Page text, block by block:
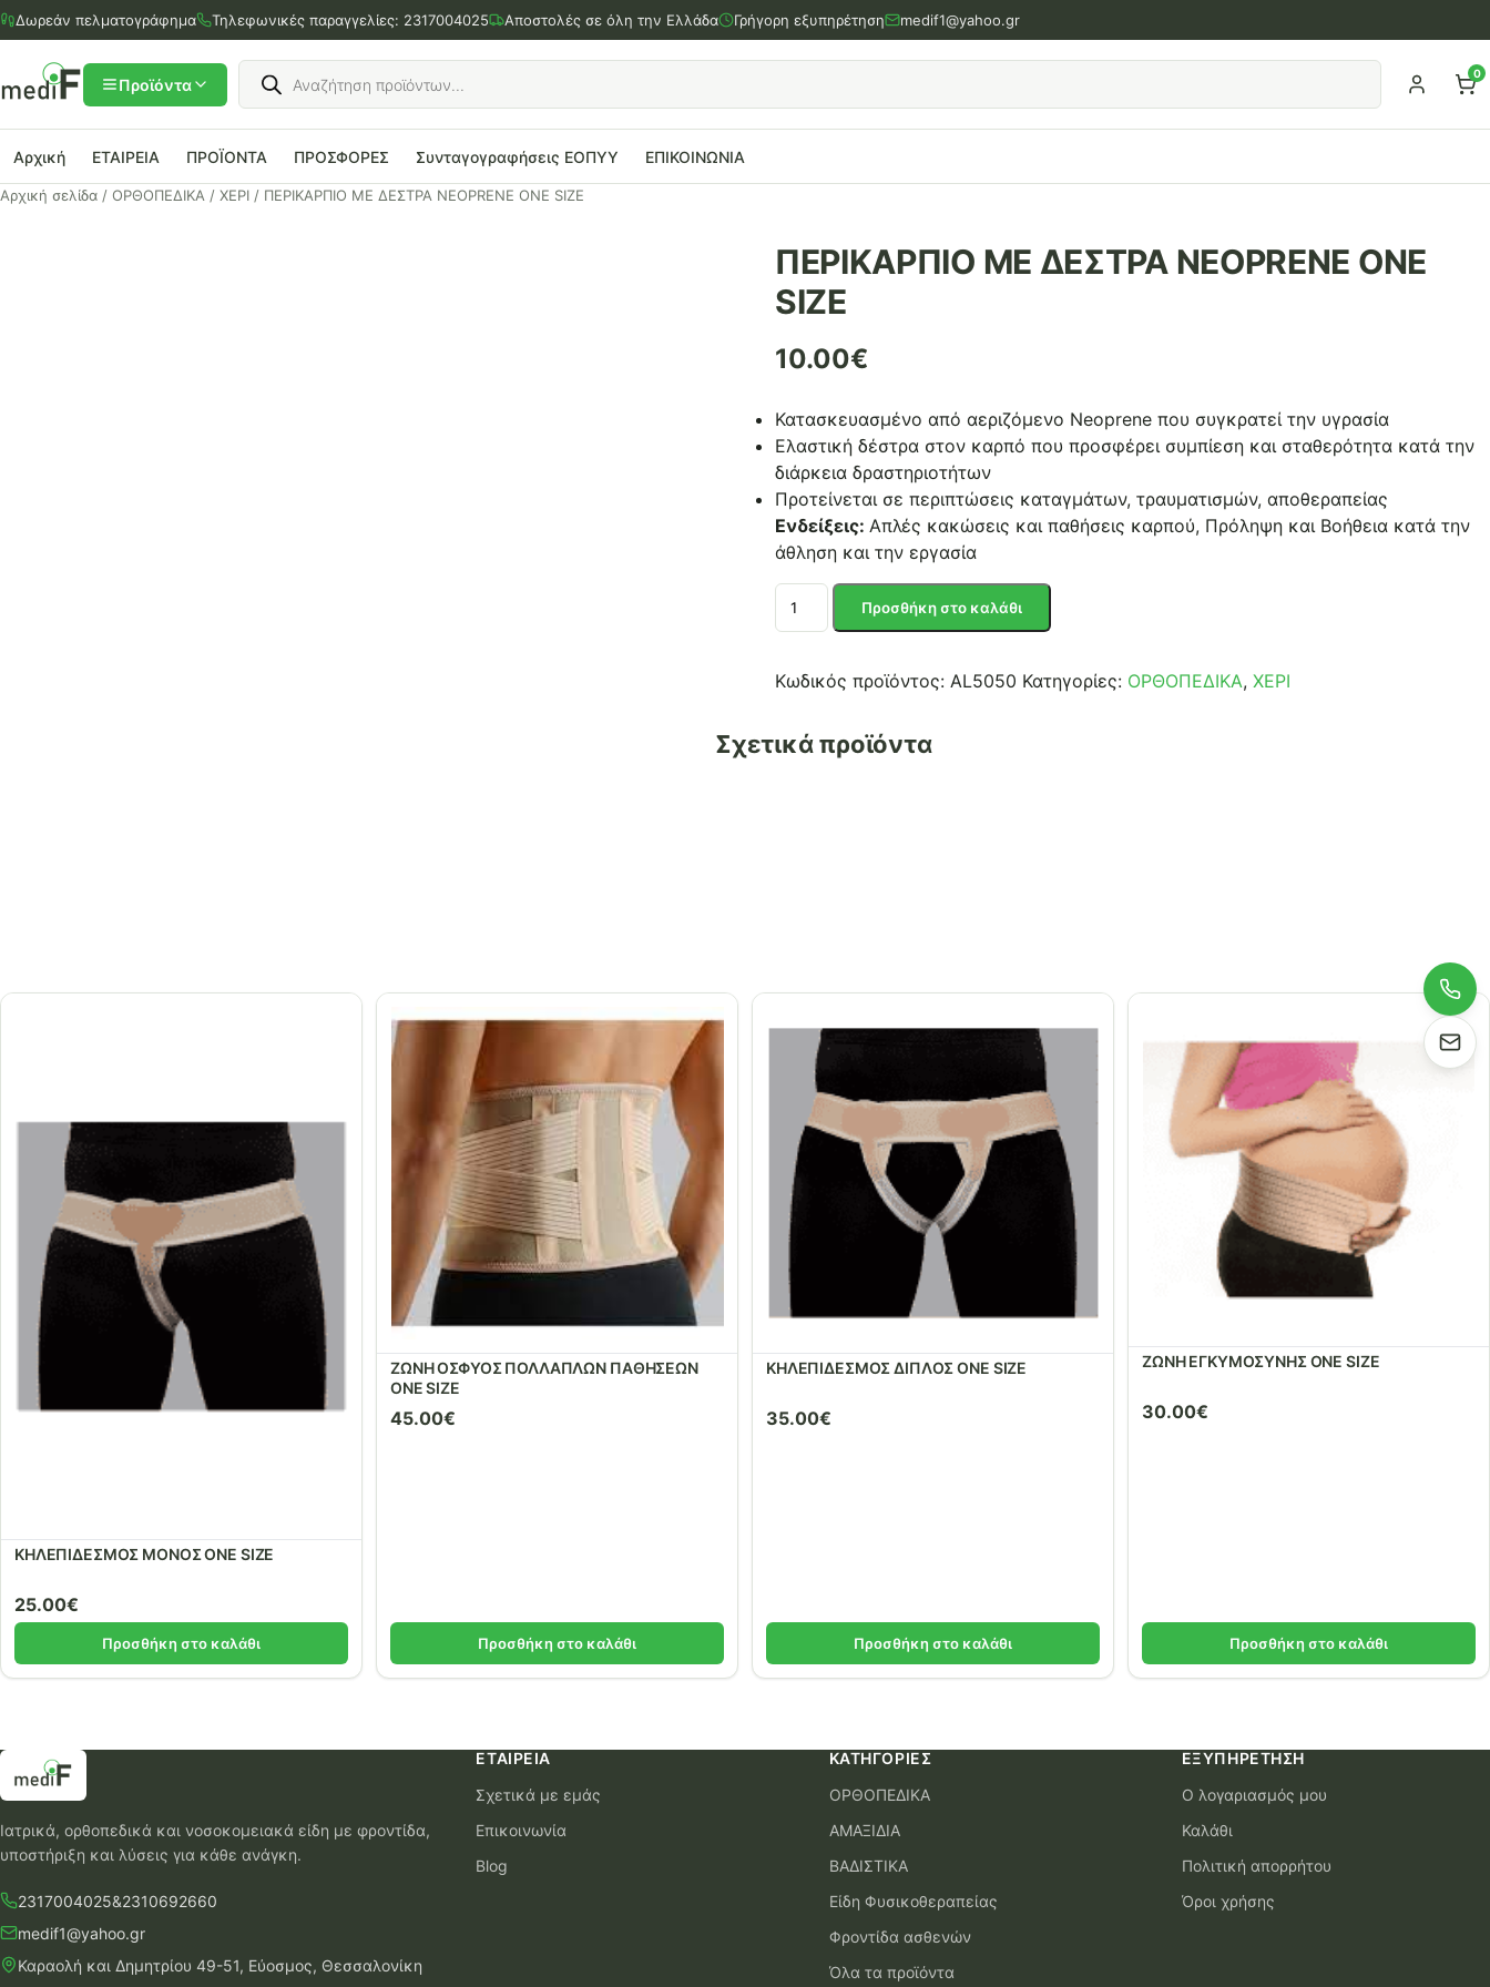
Μετάβαση
στο
περιεχόμενο
Δωρεάν πελματογράφημα Τηλεφωνικές παραγγελίες: 2317004025 Αποστολές σε όλη την Ελλάδα Γρήγορη εξυπηρέτηση medif1@yahoo.gr
Προϊόντα
Products
search
0
Αρχική ΕΤΑΙΡΕΙΑ ΠΡΟΪΟΝΤΑ ΠΡΟΣΦΟΡΕΣ Συνταγογραφήσεις ΕΟΠΥΥ ΕΠΙΚΟΙΝΩΝΙΑ
Αρχική σελίδα / ΟΡΘΟΠΕΔΙΚΑ / ΧΕΡΙ / ΠΕΡΙΚΑΡΠΙΟ ΜΕ ΔΕΣΤΡΑ NEOPRENE ONE SIZE
ΠΕΡΙΚΑΡΠΙΟ ΜΕ ΔΕΣΤΡΑ NEOPRENE ONE
SIZE
10.00€
Κατασκευασμένο από αεριζόμενο Neoprene που συγκρατεί την υγρασία
Ελαστική δέστρα στον καρπό που προσφέρει συμπίεση και σταθερότητα κατά την
διάρκεια δραστηριοτήτων
Προτείνεται σε περιπτώσεις καταγμάτων, τραυματισμών, αποθεραπείας
Ενδείξεις: Απλές κακώσεις και παθήσεις καρπού, Πρόληψη και Βοήθεια κατά την
άθληση και την εργασία
ΠΕΡΙΚΑΡΠΙΟ
NEOPRENE
SIZE
ποσότητα
Προσθήκη στο καλάθι
Κωδικός προϊόντος: AL5050 Κατηγορίες: ΟΡΘΟΠΕΔΙΚΑ, ΧΕΡΙ
Σχετικά προϊόντα
ΚΗΛΕΠΙΔΕΣΜΟΣ ΜΟΝΟΣ ONE SIZE
25.00€
Προσθήκη στο καλάθι
ΖΩΝΗ ΟΣΦΥΟΣ ΠΟΛΛΑΠΛΩΝ ΠΑΘΗΣΕΩΝ
ONE SIZE
45.00€
Προσθήκη στο καλάθι
ΚΗΛΕΠΙΔΕΣΜΟΣ ΔΙΠΛΟΣ ONE SIZE
35.00€
Προσθήκη στο καλάθι
ΖΩΝΗ ΕΓΚΥΜΟΣΥΝΗΣ ONE SIZE
30.00€
Προσθήκη στο καλάθι
Ιατρικά, ορθοπεδικά και νοσοκομειακά είδη με φροντίδα,
υποστήριξη και λύσεις για κάθε ανάγκη.
2317004025&2310692660
medif1@yahoo.gr
Καραολή και Δημητρίου 49-51, Εύοσμος, Θεσσαλονίκη
ΕΤΑΙΡΕΊΑ
Σχετικά με εμάς
Επικοινωνία
Blog
ΚΑΤΗΓΟΡΊΕΣ
ΟΡΘΟΠΕΔΙΚΑ
ΑΜΑΞΙΔΙΑ
ΒΑΔΙΣΤΙΚΑ
Είδη Φυσικοθεραπείας
Φροντίδα ασθενών
Όλα τα προϊόντα
ΕΞΥΠΗΡΈΤΗΣΗ
Ο λογαριασμός μου
Καλάθι
Πολιτική απορρήτου
Όροι χρήσης